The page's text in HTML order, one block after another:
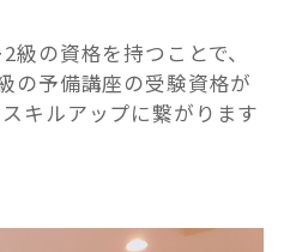
の資格を持つことで、
の予備講座の受験資格が
キルアップに繋がります